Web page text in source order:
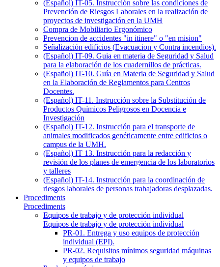
(Español) IT-05. Instrucción sobre las condiciones de
Prevención de Riesgos Laborales en la realización de
proyectos de investigación en la UMH
Compra de Mobiliario Ergonómico
Prevencion de accidentes "in itinere" o "en mision"
Señalización edificios (Evacuacion y Contra incendios).
(Español) IT-09. Guia en materia de Seguridad y Salud
para la elaboración de los cuadernillos de prácticas.
(Español) IT-10. Guía en Materia de Seguridad y Salud
en la Elaboración de Reglamentos para Centros
Docentes.
(Español) IT-11. Instrucción sobre la Substitución de
Productos Químicos Peligrosos en Docencia e
Investigación
(Español) IT-12. Instrucción para el transporte de
animales modificados genéticamente entre edificios o
campus de la UMH.
(Español) IT 13. Instrucción para la redacción y
revisión de los planes de emergencia de los laboratorios
y talleres
(Español) IT-14. Instrucción para la coordinación de
riesgos laborales de personas trabajadoras desplazadas.
Procediments
Procediments
Equipos de trabajo y de protección individual
Equipos de trabajo y de protección individual
PR-01. Entrega y uso equipos de protección
individual (EPI).
PR-02. Requisitos mínimos seguridad máquinas
y equipos de trabajo